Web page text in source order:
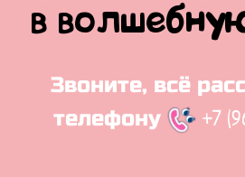
в
Звоните, всё
телефону
+7